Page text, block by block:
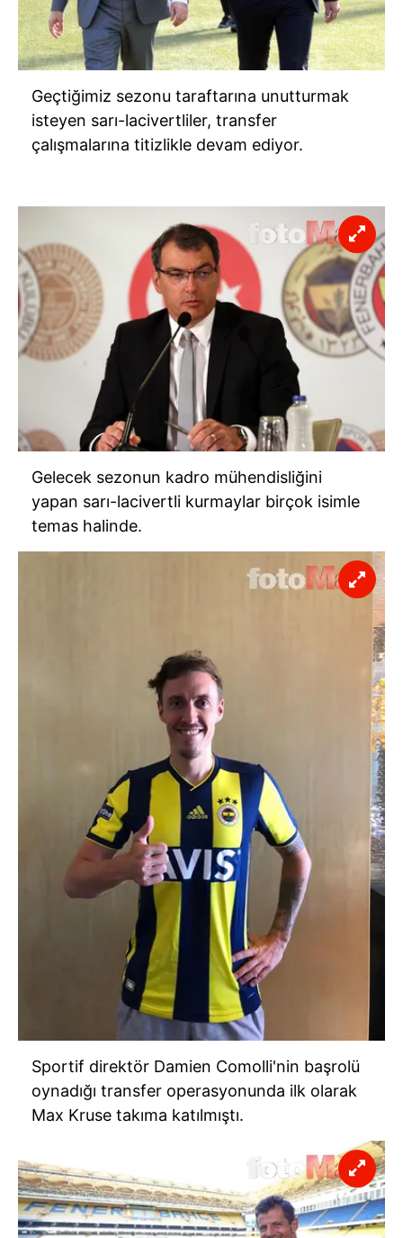
Geçtiğimiz sezonu taraftarına unutturmak
isteyen sarı-lacivertliler, transfer
çalışmalarına titizlikle devam ediyor.
Gelecek sezonun kadro mühendisliğini
yapan sarı-lacivertli kurmaylar birçok isimle
temas halinde.
Sportif direktör Damien Comolli'nin başrolü
oynadığı transfer operasyonunda ilk olarak
Max Kruse takıma katılmıştı.